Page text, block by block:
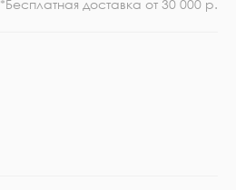
*Бесплатная доставка от 30 000 р.